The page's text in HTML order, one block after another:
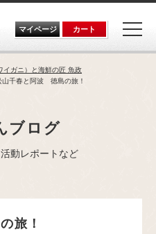
マイページ カート
イガニ）と海鮮の匠 魚政
山千春と阿波 徳島の旅！
ブログ
動レポートなど
旅！